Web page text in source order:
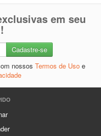
em seu
nossos Termos de Uso e